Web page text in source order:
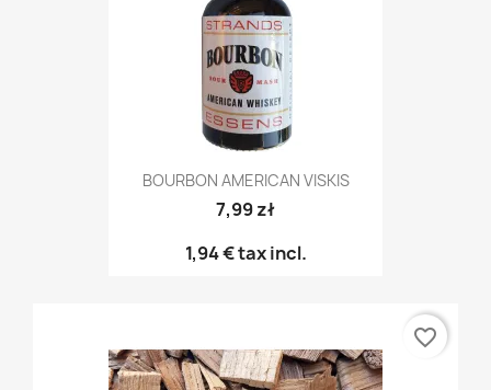
BOURBON AMERICAN VISKIS
7,99 zł
1,94 €tax incl.
favorite_border